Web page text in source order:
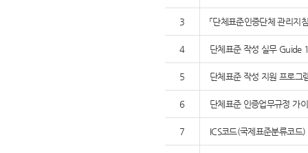
3 「단체표준인증단체 관리지
4 단체표준 작성 실무 Guide
5 단체표준 작성 지원 프로
6 단체표준 인증업무규정 가
7 ICS코드(국제표준분류코드